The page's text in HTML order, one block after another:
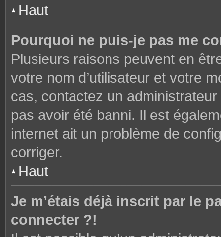
Haut
Pourquoi ne puis-je pas me
Plusieurs raisons peuvent en
votre nom d’utilisateur et votre
cas, contactez un
pas avoir été banni. Il est
internet ait un problème de
corriger.
Haut
Je m’étais déjà inscrit par le
connecter ?!